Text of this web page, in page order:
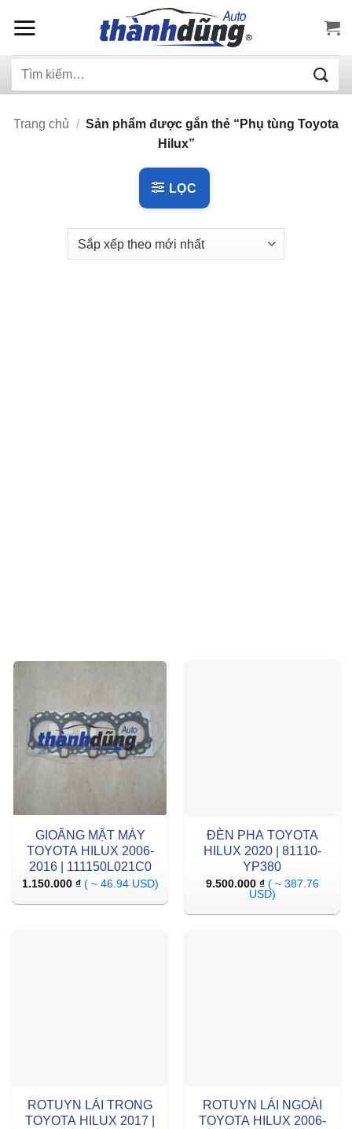
qua
dung
Tìm
Trang chủ / Sản phẩm được gắn thẻ “Phụ tùng Toyota
Hilux”
LỌC
GIOĂNG MẶT MÁY
TOYOTA HILUX 2006-
2016 | 111150L021C0
1.150.000 ₫ ( ~ 46.94 USD)
ĐÈN PHA TOYOTA
HILUX 2020 | 81110-
YP380
9.500.000 ₫ ( ~ 387.76
USD)
ROTUYN LÁI TRONG
TOYOTA HILUX 2017 |
ROTUYN LÁI NGOÀI
TOYOTA HILUX 2006-